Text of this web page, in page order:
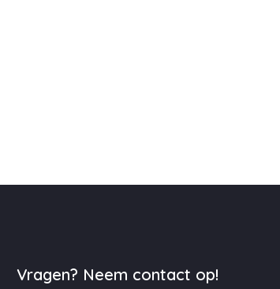
Vragen? Neem contact op!